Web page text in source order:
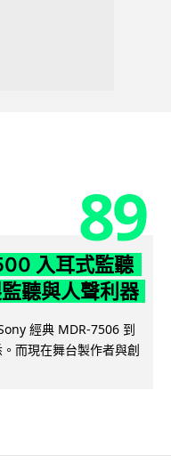
89
入耳式監聽
聽與人聲利器
經典 MDR-7506 到
而現在舞台製作者與創